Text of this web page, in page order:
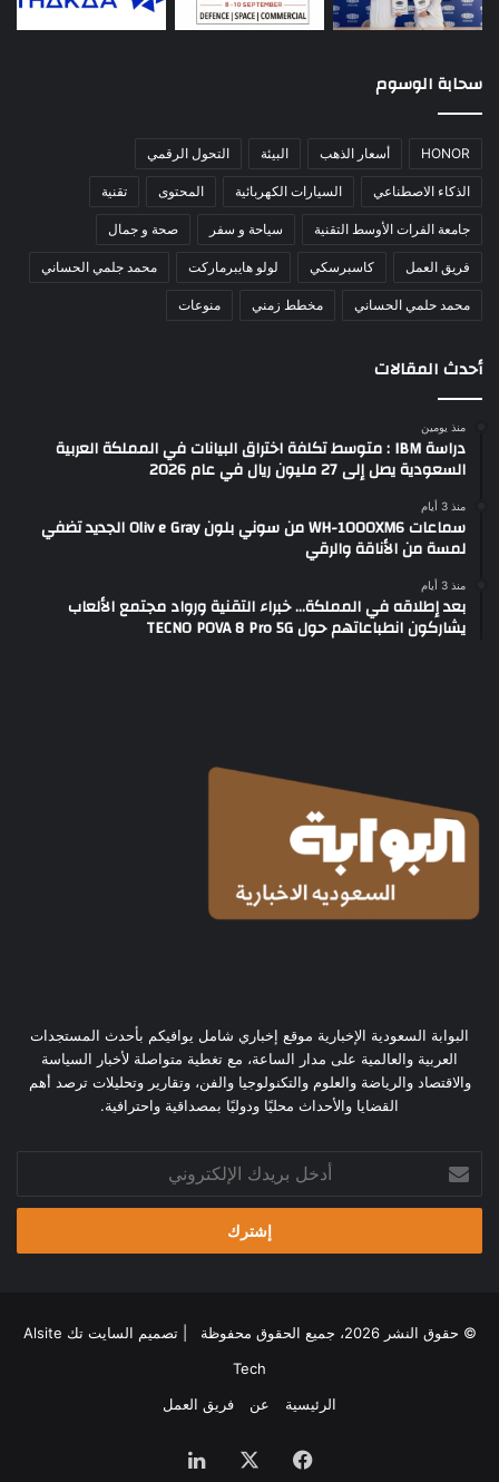
سحابة الوسوم
HONOR أسعار الذهب البيئة التحول الرقمي
الذكاء الاصطناعي السيارات الكهربائية المحتوى تقنية
جامعة الفرات الأوسط التقنية سياحة و سفر صحة و جمال
فريق العمل كاسبرسكي لولو هايبرماركت محمد جلمي الحساني
محمد حلمي الحساني مخطط زمني منوعات
أحدث المقالات
منذ يومين
دراسة IBM : متوسط تكلفة اختراق البيانات في المملكة العربية
السعودية يصل إلى 27 مليون ريال في عام 2026
منذ 3 أيام
سماعات WH-1000XM6 من سوني بلون Oliv e Gray الجديد تضفي
لمسة من الأناقة والرقي
منذ 3 أيام
بعد إطلاقه في المملكة… خبراء التقنية ورواد مجتمع الألعاب
يشاركون انطباعاتهم حول TECNO POVA 8 Pro 5G
البوابة السعودية الإخبارية موقع إخباري شامل يوافيكم بأحدث المستجدات
العربية والعالمية على مدار الساعة، مع تغطية متواصلة لأخبار السياسة
والاقتصاد والرياضة والعلوم والتكنولوجيا والفن، وتقارير وتحليلات ترصد أهم
القضايا والأحداث محليًا ودوليًا بمصداقية واحترافية.
بريدك
الإلكتروني
© حقوق النشر 2026، جميع الحقوق محفوظة | تصميم
السايت تك Alsite
Tech
الرئيسية
عن فريق العمل
فيسبوك لينكدإن